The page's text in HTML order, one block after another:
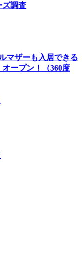
ズ調査
マザーも入居できる
ープン！（360度